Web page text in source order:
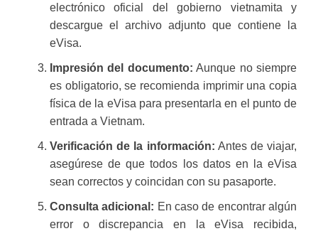
electrónico oficial del gobierno vietnamita y
descargue el archivo adjunto que contiene la
eVisa.
Impresión del documento: Aunque no siempre
es obligatorio, se recomienda imprimir una copia
física de la eVisa para presentarla en el punto de
entrada a Vietnam.
Verificación de la información: Antes de viajar,
asegúrese de que todos los datos en la eVisa
sean correctos y coincidan con su pasaporte.
Consulta adicional: En caso de encontrar algún
error o discrepancia en la eVisa recibida,